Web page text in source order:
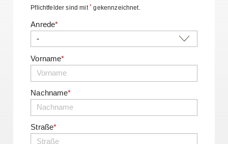
Pflichtfelder sind mit* gekennzeichnet.
Anrede*
Vorname*
Nachname*
Straße*